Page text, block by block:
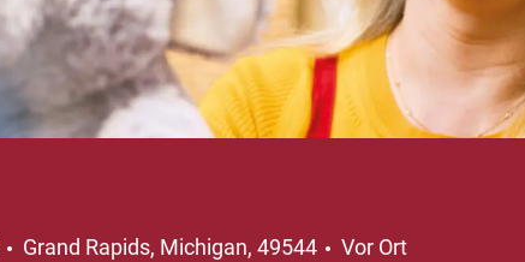
Ort
Grand Rapids, Michigan, 49544 Vor Ort